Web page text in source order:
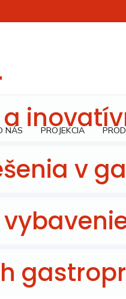
NÁS PROJEKCIA
v